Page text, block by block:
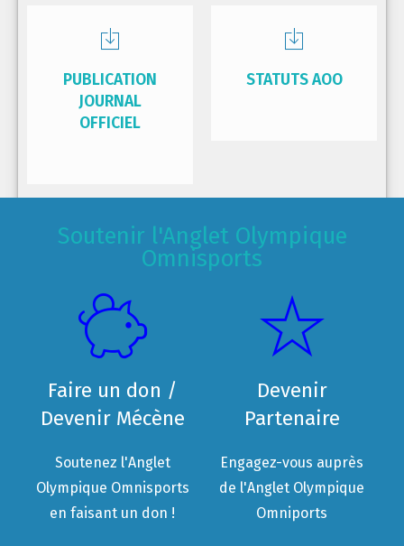
PUBLICATION
JOURNAL
OFFICIEL
STATUTS AOO
Soutenir l'Anglet Olympique
Omnisports
Faire un don /
Devenir Mécène
Soutenez l'Anglet
Olympique Omnisports
en faisant un don !
Devenir
Partenaire
Engagez-vous auprès
de l'Anglet Olympique
Omniports